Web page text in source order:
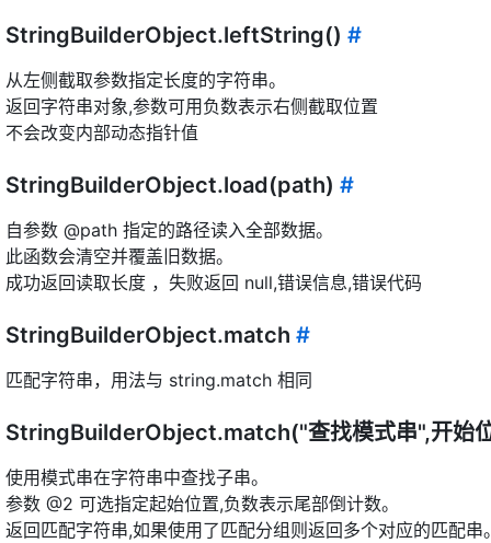
StringBuilderObject.leftString() #
从左侧截取参数指定长度的字符串。
返回字符串对象,参数可用负数表示右侧截取位置
不会改变内部动态指针值
StringBuilderObject.load(path) #
自参数 @path 指定的路径读入全部数据。
此函数会清空并覆盖旧数据。
成功返回读取长度 ，失败返回 null,错误信息,错误代码
StringBuilderObject.match #
匹配字符串，用法与 string.match 相同
StringBuilderObject.match("查找模式串",开始
使用模式串在字符串中查找子串。
参数 @2 可选指定起始位置,负数表示尾部倒计数。
返回匹配字符串,如果使用了匹配分组则返回多个对应的匹配串